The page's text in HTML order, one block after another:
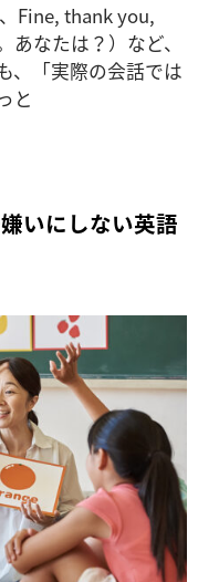
Fine, thank you,
なたは？）など、
、「実際の会話では
と
いにしない英語